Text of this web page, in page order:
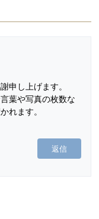
申し上げます。
葉や写真の枚数な
れます。
返信